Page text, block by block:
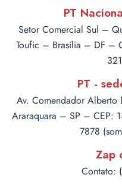
PT
Setor Comercial Sul –
Toufic – Brasília – DF –
PT -
Av. Comendador
Araraquara – SP – CEP:
7878
Zap
Contato: